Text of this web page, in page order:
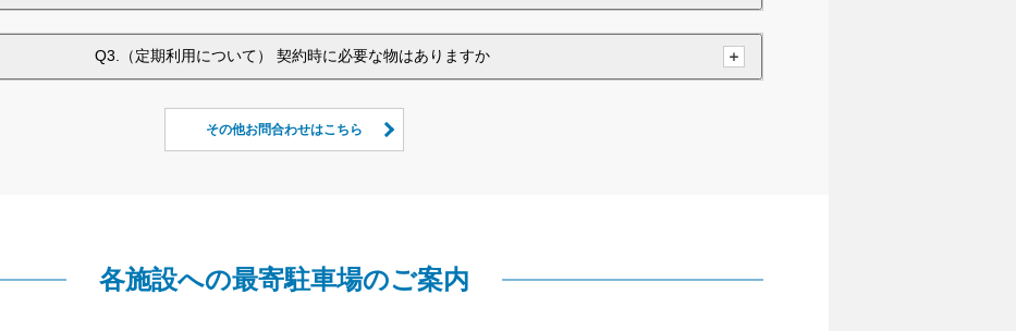
Q3.（定期利用について） 契約時に必要な物はありますか
その他お問合わせはこちら
各施設への最寄駐車場のご案内